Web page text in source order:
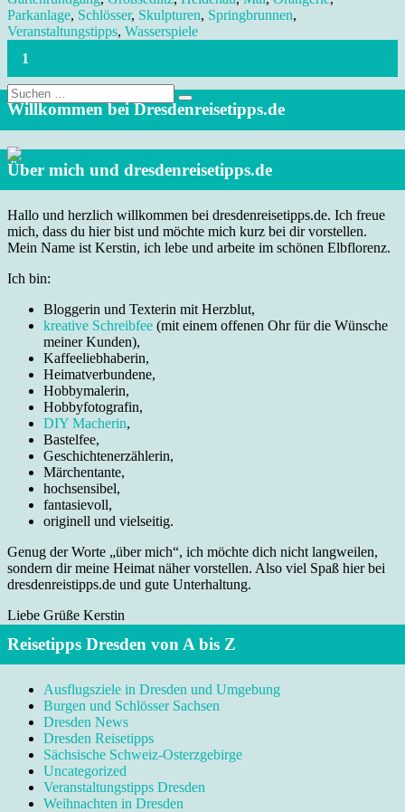
Parkanlage, Schlösser, Skulpturen, Springbrunnen,
Veranstaltungstipps, Wasserspiele
1
Suche
nach:
Willkommen bei Dresdenreisetipps.de
Über mich und dresdenreisetipps.de
Hallo und herzlich willkommen bei dresdenreisetipps.de. Ich freue
mich, dass du hier bist und möchte mich kurz bei dir vorstellen.
Mein Name ist Kerstin, ich lebe und arbeite im schönen Elbflorenz.
Ich bin:
Bloggerin und Texterin mit Herzblut,
kreative Schreibfee (mit einem offenen Ohr für die Wünsche
meiner Kunden),
Kaffeeliebhaberin,
Heimatverbundene,
Hobbymalerin,
Hobbyfotografin,
DIY Macherin,
Bastelfee,
Geschichtenerzählerin,
Märchentante,
hochsensibel,
fantasievoll,
originell und vielseitig.
Genug der Worte „über mich“, ich möchte dich nicht langweilen,
sondern dir meine Heimat näher vorstellen. Also viel Spaß hier bei
dresdenreistipps.de und gute Unterhaltung.
Liebe Grüße Kerstin
Reisetipps Dresden von A bis Z
Ausflugsziele in Dresden und Umgebung
Burgen und Schlösser Sachsen
Dresden News
Dresden Reisetipps
Sächsische Schweiz-Osterzgebirge
Uncategorized
Veranstaltungstipps Dresden
Weihnachten in Dresden